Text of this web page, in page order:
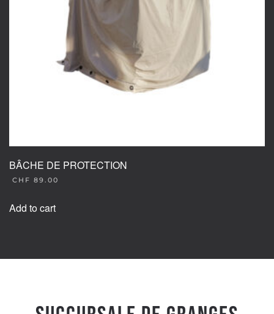
BÂCHE DE PROTECTION
CHF 89.00
Add to cart